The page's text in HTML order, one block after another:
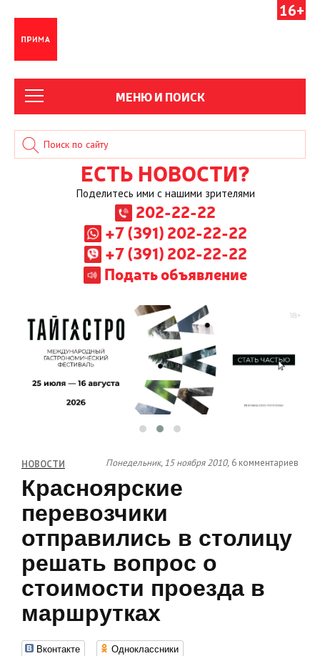
16+
МЕНЮ И ПОИСК
ЕСТЬ НОВОСТИ?
Поделитесь ими с нашими зрителями
202-22-22
+7 (391) 202-22-22
+7 (391) 202-22-22
Подать объявление
НОВОСТИ Понедельник, 15 ноября 2010, 6 комментариев
Красноярские
перевозчики
отправились в столицу
решать вопрос о
стоимости проезда в
маршрутках
Вконтакте Одноклассники